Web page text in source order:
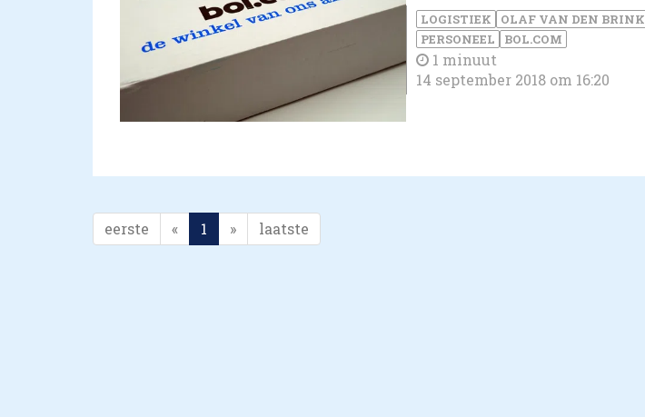
LOGISTIEK OLAF VAN DEN BRINK
PERSONEEL
BOL.COM
1 minuut
14 september 2018 om 16:20
eerste « 1 » laatste